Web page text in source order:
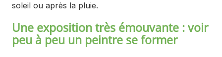
soleil ou après la pluie.
Une exposition très émouvante : voir
peu à peu un peintre se former